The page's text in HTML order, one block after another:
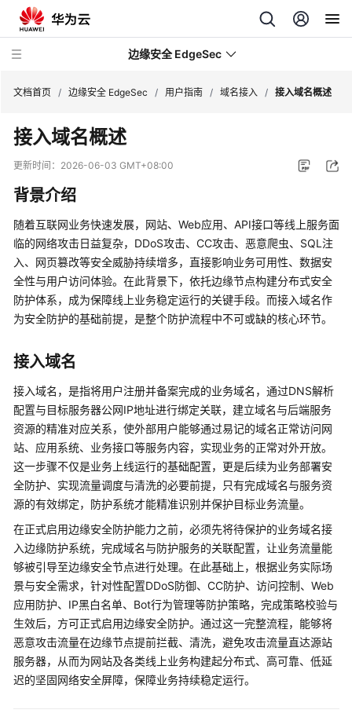
边缘安全 EdgeSec
最
新
态
产
品
介
绍
计
说
明
快
速
门
用
户
指
南
创
建
用
组
并
授
文档首页 / 边缘安全 EdgeSec / 用户指南 / 域名接入 / 接入域名概述
接入域名概述
更新时间： 2026-06-03 GMT+08:00
背景介绍
随着互联网业务快速发展，网站、Web应用、API接口等线上服务面
临的网络攻击日益复杂，DDoS攻击、CC攻击、恶意爬虫、SQL注
入、网页篡改等安全威胁持续增多，直接影响业务可用性、数据安
全性与用户访问体验。在此背景下，依托边缘节点构建分布式安全
防护体系，成为保障线上业务稳定运行的关键手段。而接入域名作
为安全防护的基础前提，是整个防护流程中不可或缺的核心环节。
接入域名
接入域名，是指将用户注册并备案完成的业务域名，通过DNS解析
配置与目标服务器公网IP地址进行绑定关联，建立域名与后端服务
资源的精准对应关系，使外部用户能够通过易记的域名正常访问网
站、应用系统、业务接口等服务内容，实现业务的正常对外开放。
这一步骤不仅是业务上线运行的基础配置，更是后续为业务部署安
全防护、实现流量调度与清洗的必要前提，只有完成域名与服务资
源的有效绑定，防护系统才能精准识别并保护目标业务流量。
在正式启用边缘安全防护能力之前，必须先将待保护的业务域名接
入边缘防护系统，完成域名与防护服务的关联配置，让业务流量能
够被引导至边缘安全节点进行处理。在此基础上，根据业务实际场
景与安全需求，针对性配置DDoS防御、CC防护、访问控制、Web
应用防护、IP黑白名单、Bot行为管理等防护策略，完成策略校验与
生效后，方可正式启用边缘安全防护。通过这一完整流程，能够将
恶意攻击流量在边缘节点提前拦截、清洗，避免攻击流量直达源站
服务器，从而为网站及各类线上业务构建起分布式、高可靠、低延
迟的坚固网络安全屏障，保障业务持续稳定运行。